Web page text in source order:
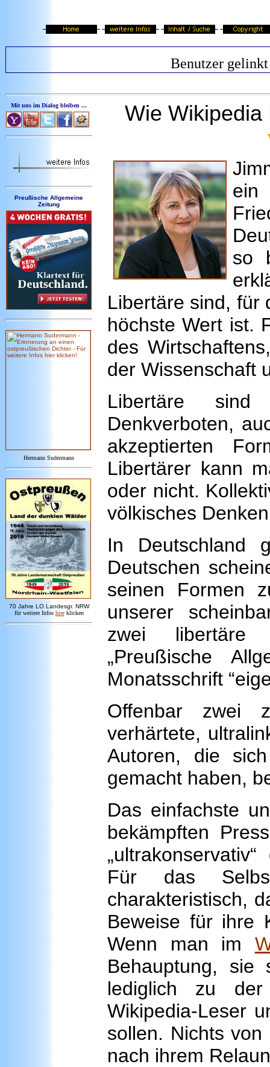
Benutzer gelinkt
Mit uns im Dialog bleiben ...
Preußische Allgemeine
Zeitung
Hermann Sudermann
70 Jahre LO Landesgr. NRW
für weitere Infos hier klicken
Wie Wikipedia
so
Libertäre sind, für
höchste Wert ist.
des
der Wissenschaft
Libertäre
Denkverboten,
akzeptierten
Libertärer kann
oder nicht.
völkisches
In Deutschland
Deutschen
seinen Formen
unserer
zwei libertäre
„Preußische
Monatsschrift
Offenbar zwei
verhärtete,
Autoren, die
gemacht haben,
Das einfachste
bekämpften
Für das
charakteristisch,
Beweise für ihre
Wenn man im
Behauptung, sie
lediglich zu
Wikipedia-Leser
sollen. Nichts
nach ihrem